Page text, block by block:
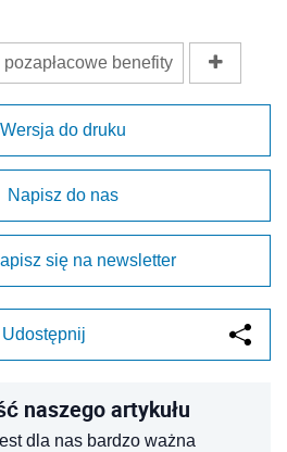
pozapłacowe benefity
Wersja do druku
Napisz do nas
się na newsletter
Udostępnij
naszego artykułu
dla nas bardzo ważna